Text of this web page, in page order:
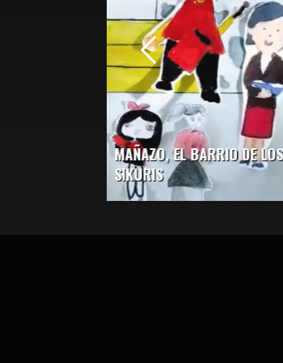
Previous
VILLA DE LA EDUCACIÓN EN
TITICACA